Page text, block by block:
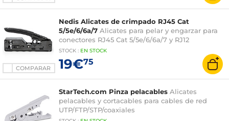
COMPARAR
Nedis Alicates de crimpado RJ45 Cat
5/5e/6/6a/7 Alicates para pelar y engarzar para
conectores RJ45 Cat 5/5e/6/6a/7 y RJ12
STOCK : EN STOCK
19€75
StarTech.com Pinza pelacables Alicates
pelacables y cortacables para cables de red
UTP/FTP/STP/coaxiales